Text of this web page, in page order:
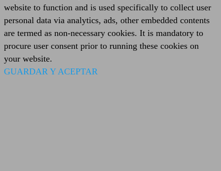
website to function and is used specifically to collect user
personal data via analytics, ads, other embedded contents
are termed as non-necessary cookies. It is mandatory to
procure user consent prior to running these cookies on
your website.
GUARDAR Y ACEPTAR